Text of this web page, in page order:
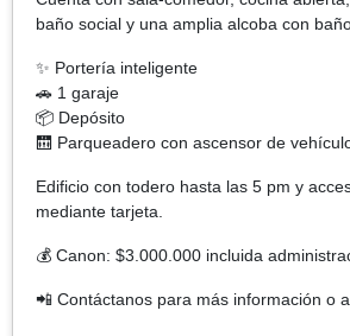
baño social y una amplia alcoba con
✨ Portería inteligente
🚗 1 garaje
📦 Depósito
🛗 Parqueadero con ascensor de
Edificio con todero hasta las 5 pm y
mediante tarjeta.
💰 Canon: $3.000.000 incluida
📲 Contáctanos para más información o